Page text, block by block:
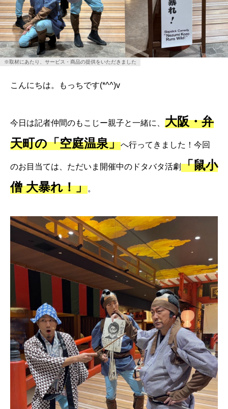
※取材にあたり、サービス・商品の提供をいただきました
こんにちは。もっちです(*^^)v
今日は記者仲間のもこじー親子と一緒に、 大阪・弁
天町の「空庭温泉」へ行ってきました！今回
のお目当ては、ただいま開催中のドタバタ活劇「鼠小
僧 大暴れ！」。